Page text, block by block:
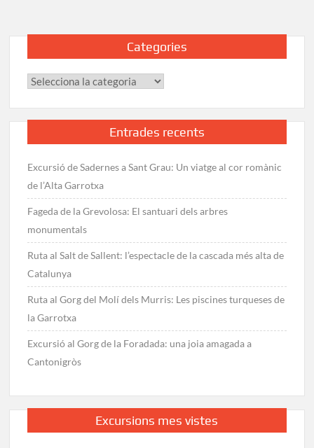
Categories
Categories
Entrades recents
Excursió de Sadernes a Sant Grau: Un viatge al cor romànic
de l’Alta Garrotxa
Fageda de la Grevolosa: El santuari dels arbres
monumentals
Ruta al Salt de Sallent: l’espectacle de la cascada més alta de
Catalunya
Ruta al Gorg del Molí dels Murris: Les piscines turqueses de
la Garrotxa
Excursió al Gorg de la Foradada: una joia amagada a
Cantonigròs
Excursions mes vistes